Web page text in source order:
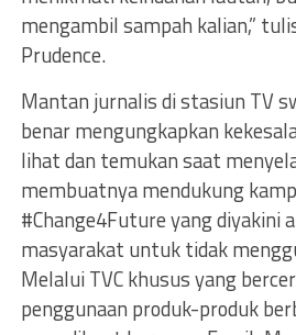
mengambil sampah kalian,”
Prudence.
Mantan jurnalis di stasiun TV
benar mengungkapkan
lihat dan temukan saat
membuatnya mendukung
#Change4Future yang diyakini
masyarakat untuk tidak
Melalui TVC khusus yang
penggunaan produk-produk